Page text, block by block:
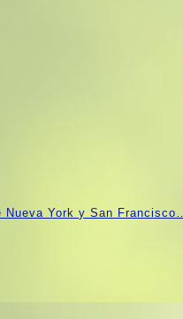
Nueva York y San Francisco…